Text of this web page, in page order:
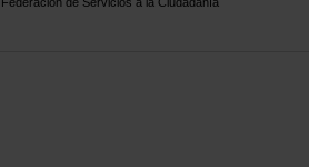
Federación de Servicios a la Ciudadanía